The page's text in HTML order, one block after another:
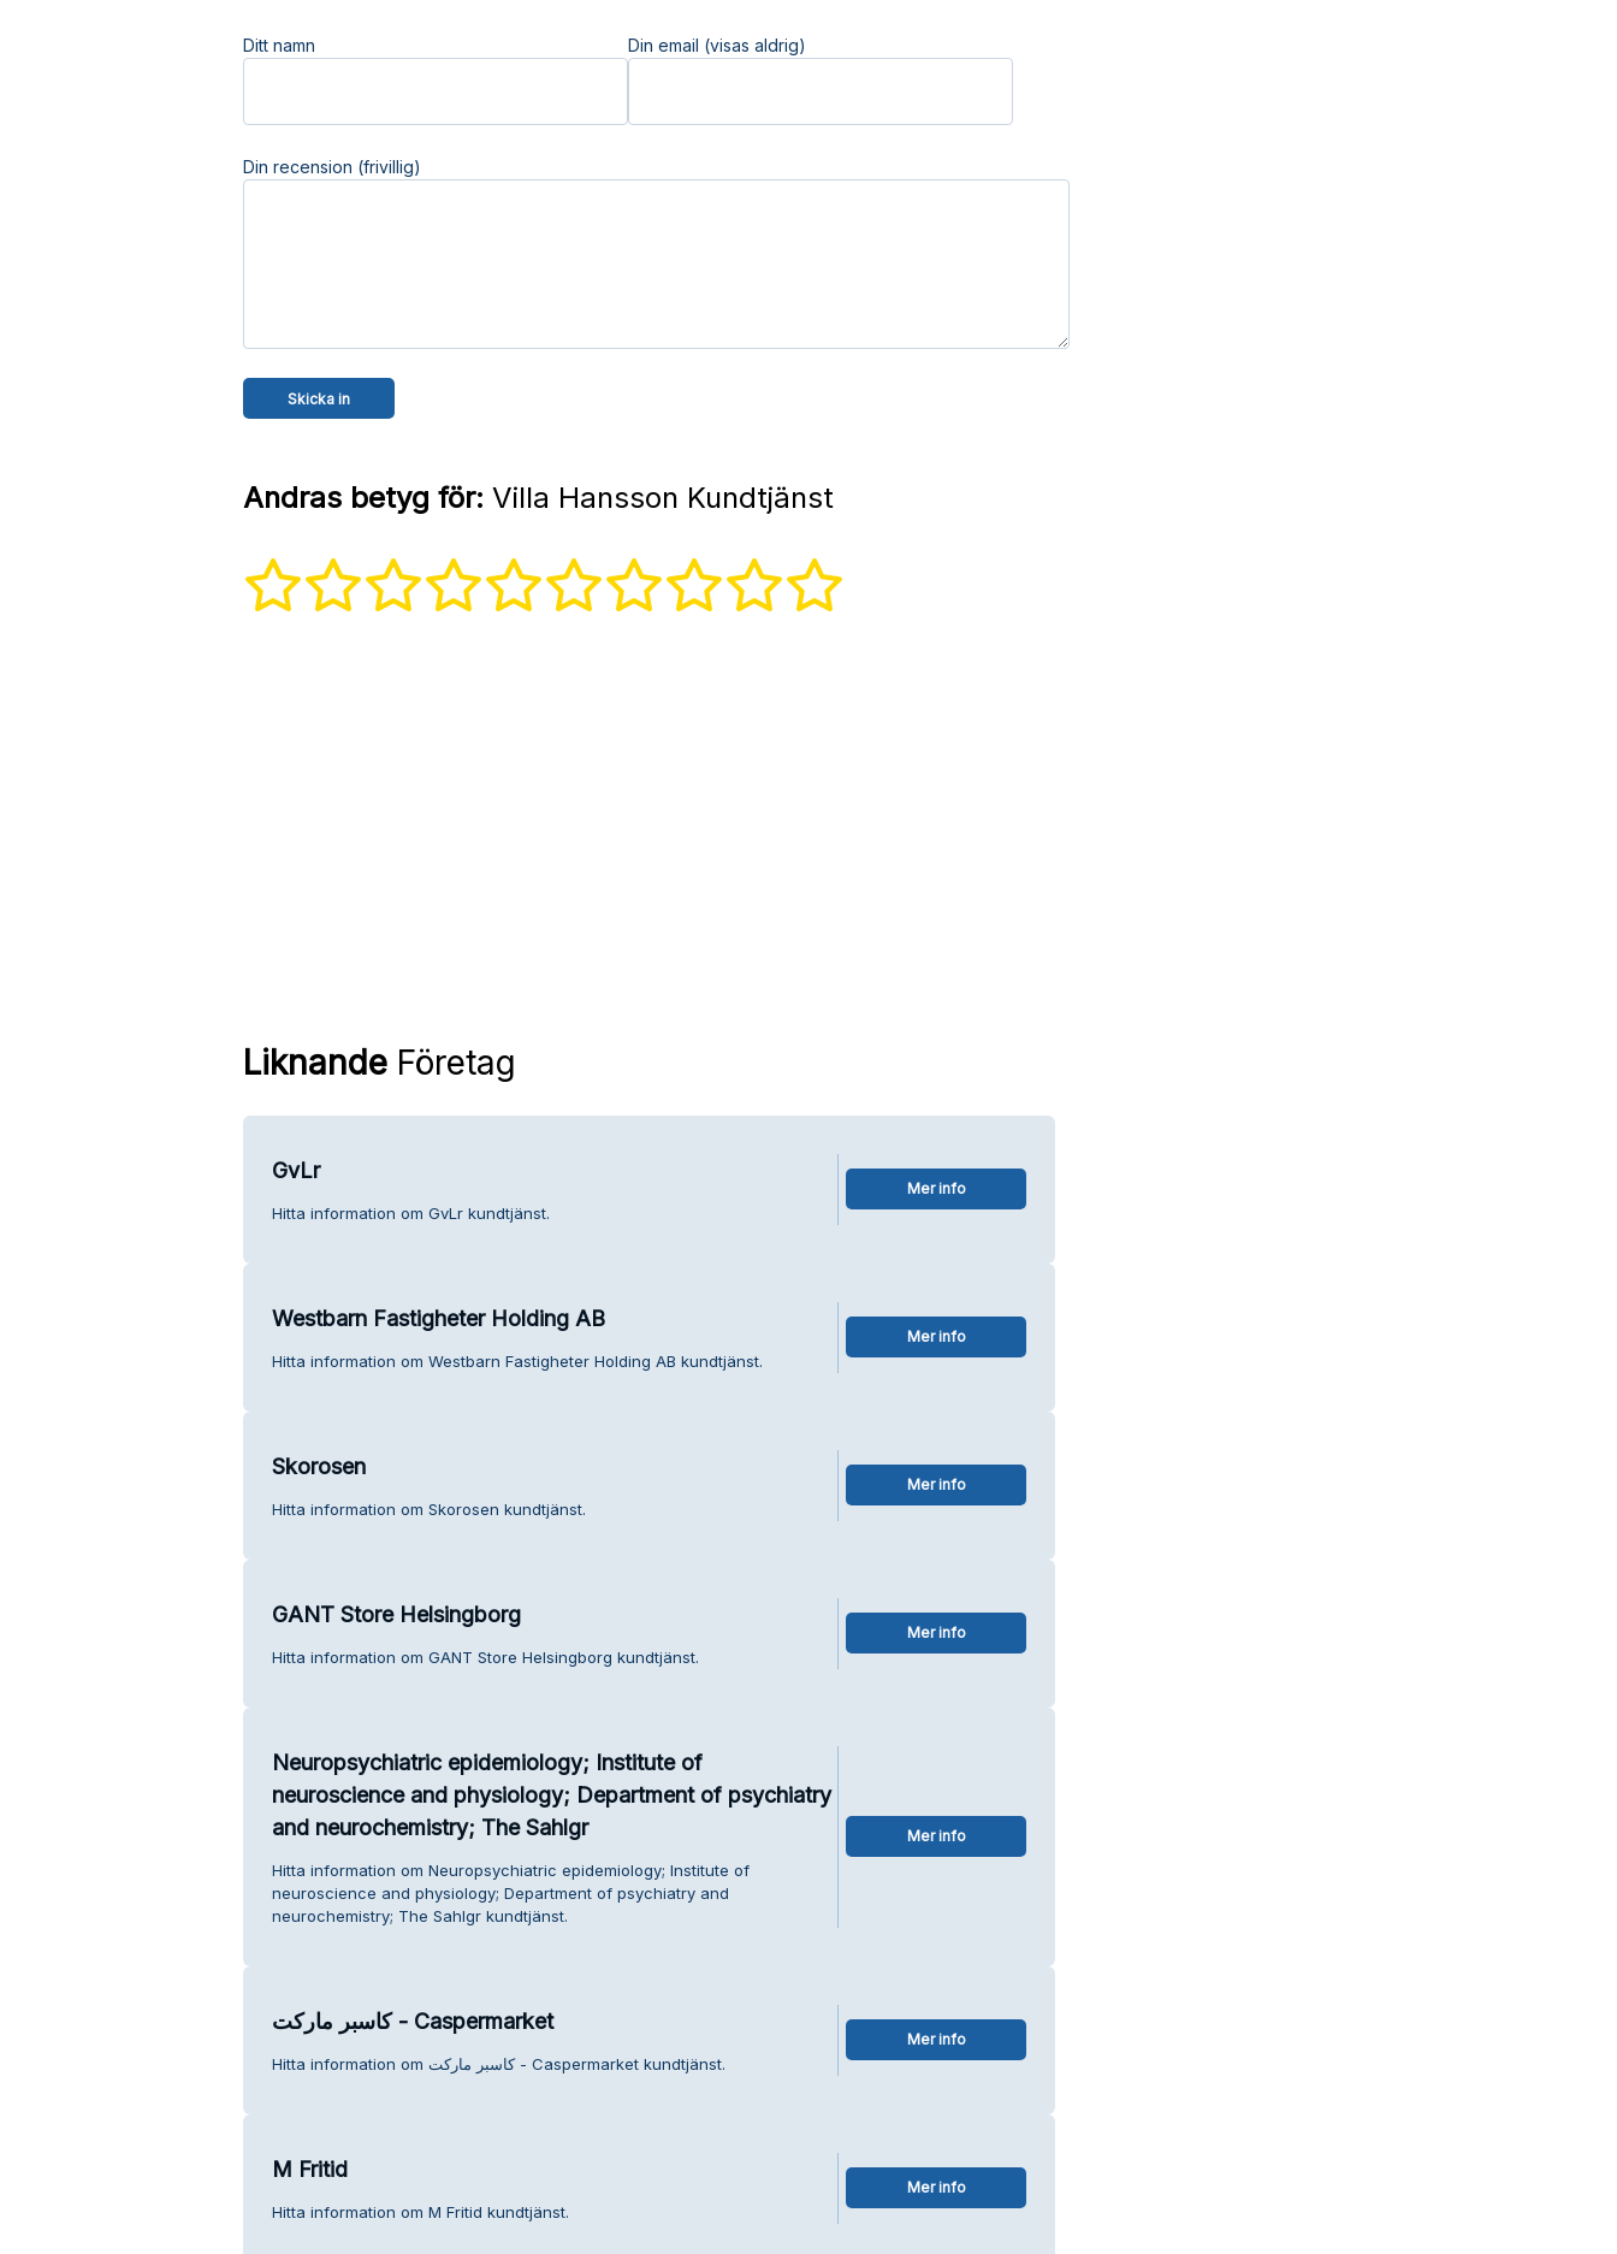
Ditt namn Din email (visas aldrig)
Din recension (frivillig)
Andras betyg för: Villa Hansson Kundtjänst
LiknandeFöretag
GvLr
Hitta information om GvLr kundtjänst.
Mer info
Westbarn Fastigheter Holding AB
Hitta information om Westbarn Fastigheter Holding AB kundtjänst.
Mer info
Skorosen
Hitta information om Skorosen kundtjänst.
Mer info
GANT Store Helsingborg
Hitta information om GANT Store Helsingborg kundtjänst.
Mer info
Neuropsychiatric epidemiology; Institute of
neuroscience and physiology; Department of psychiatry
and neurochemistry; The Sahlgr
Hitta information om Neuropsychiatric epidemiology; Institute of
neuroscience and physiology; Department of psychiatry and
neurochemistry; The Sahlgr kundtjänst.
Mer info
كاسبر ماركت - Caspermarket
Hitta information om كاسبر ماركت - Caspermarket kundtjänst.
Mer info
M Fritid
Hitta information om M Fritid kundtjänst.
Mer info